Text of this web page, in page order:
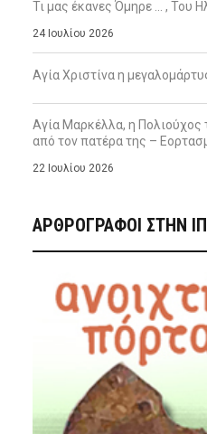
Τι μας έκανες Όμηρε … , Του
24 Ιουλίου 2026
Αγία Χριστίνα η
Αγία Μαρκέλλα, η Πολιούχος
από τον πατέρα της –
22 Ιουλίου 2026
ΑΡΘΡΟΓΡΑΦΟΙ ΣΤΗΝ